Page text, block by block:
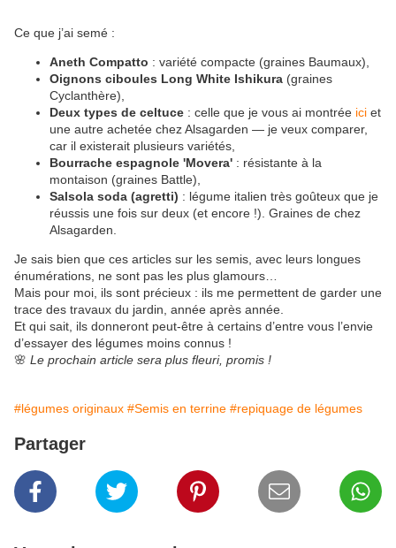
Ce que j’ai semé :
Aneth Compatto : variété compacte (graines Baumaux),
Oignons ciboules Long White Ishikura (graines
Cyclanthère),
Deux types de celtuce : celle que je vous ai montrée ici et
une autre achetée chez Alsagarden — je veux comparer,
car il existerait plusieurs variétés,
Bourrache espagnole 'Movera' : résistante à la
montaison (graines Battle),
Salsola soda (agretti) : légume italien très goûteux que je
réussis une fois sur deux (et encore !). Graines de chez
Alsagarden.
Je sais bien que ces articles sur les semis, avec leurs longues
énumérations, ne sont pas les plus glamours…
Mais pour moi, ils sont précieux : ils me permettent de garder une
trace des travaux du jardin, année après année.
Et qui sait, ils donneront peut-être à certains d’entre vous l’envie
d’essayer des légumes moins connus !
🌸 Le prochain article sera plus fleuri, promis !
#légumes originaux #Semis en terrine #repiquage de légumes
Partager